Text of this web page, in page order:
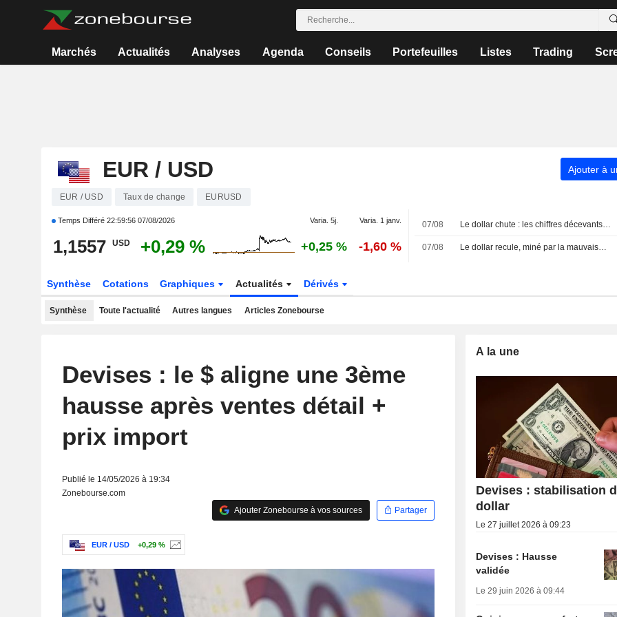
Marchés Actualités Analyses Agenda Conseils Portefeuilles Listes Trading
EUR / USD Ajouter à
EUR / USD Taux de change EURUSD
Temps Différé 22:59:56 07/08/2026 Varia. 5j. Varia. 1 janv.
1,1557 USD +0,29 % +0,25 % -1,60 %
07/08 Le dollar chute : les chiffres décevants de l'emploi américain repoussent les anticipations de hausse des taux de la Fed
07/08 Le dollar recule, miné par la mauvaise surprise de l'emploi américain
Synthèse Cotations Graphiques Actualités Dérivés
Synthèse Toute l'actualité Autres langues Articles Zonebourse
Devises : le $ aligne une 3ème
hausse après ventes détail +
prix import
Publié le 14/05/2026 à 19:34
Zonebourse.com
Ajouter Zonebourse à vos sources
Partager
EUR / USD +0,29 %
A la une
Devises : stabilisation
dollar
Le 27 juillet 2026 à 09:23
Devises : Hausse
validée
Le 29 juin 2026 à 09:44